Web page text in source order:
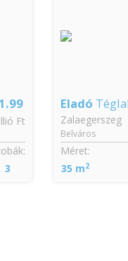
Ft
3
Eladó
Zalaegerszeg
Belváros
Méret:
35 m2